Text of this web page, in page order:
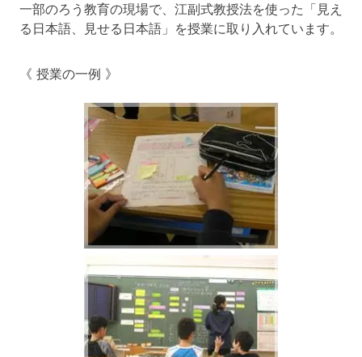
一部のろう教育の現場で、江副式教授法を使った「見え
る日本語、見せる日本語」を授業に取り入れています。
《 授業の一例 》